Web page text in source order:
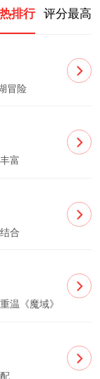
排行 评分最高
冒险
富
合
温《魔域》